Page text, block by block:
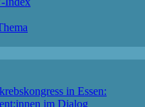
in Essen:
im Dialog